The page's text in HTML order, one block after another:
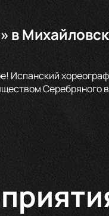
в
Испанский
Серебряного